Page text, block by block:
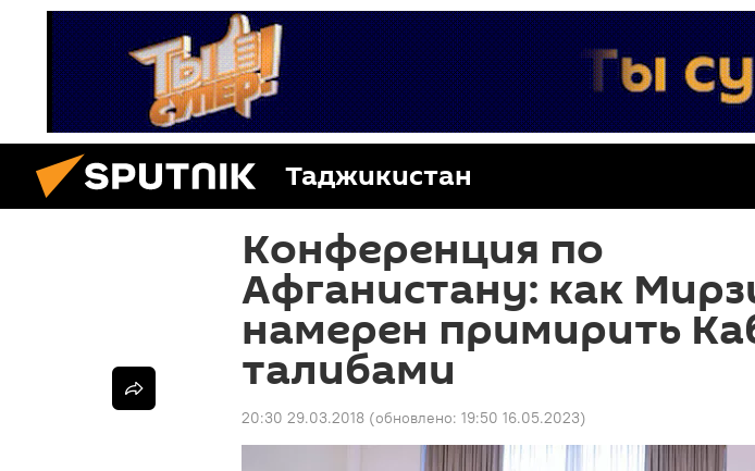
Таджикистан
Конференция по
Афганистану: как
намерен примирить
талибами
20:30 29.03.2018 (обновлено: 19:50 16.05.2023)